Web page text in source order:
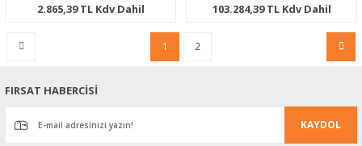
2.865,39 TL Kdv Dahil 103.284,39 TL Kdv Dahil
1 2
FIRSAT HABERCİSİ
KAYDOL